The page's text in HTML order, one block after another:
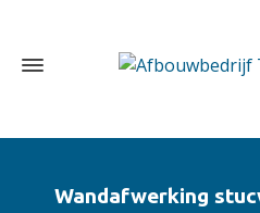
Wandafwerking